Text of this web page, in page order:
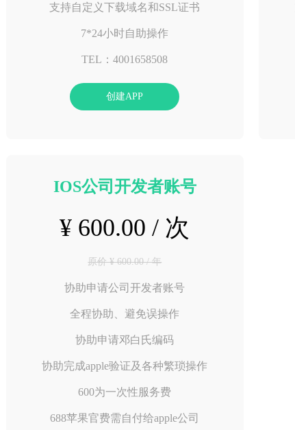
支持自定义下载域名和SSL证书
7*24小时自助操作
TEL：4001658508
创建APP
IOS公司开发者账号
¥ 600.00 / 次
原价 ¥ 600.00 / 年
协助申请公司开发者账号
全程协助、避免误操作
协助申请邓白氏编码
协助完成apple验证及各种繁琐操作
600为一次性服务费
688苹果官费需自付给apple公司